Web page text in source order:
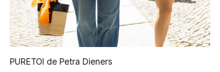
PURETOI de Petra Dieners